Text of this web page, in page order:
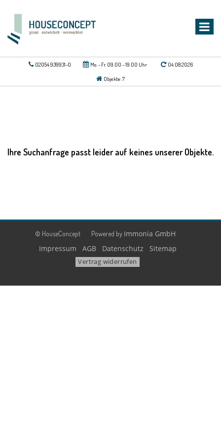
02054.939931-0 Mo. - Fr. 09.00 - 19.00 Uhr 04.08.2026
Objekte: 7
Ihre Suchanfrage passt leider auf keines unserer Objekte.
© HouseConcept Powered by Immonia GmbH
Impressum
AGB Datenschutz Sitemap
Vertrag widerrufen